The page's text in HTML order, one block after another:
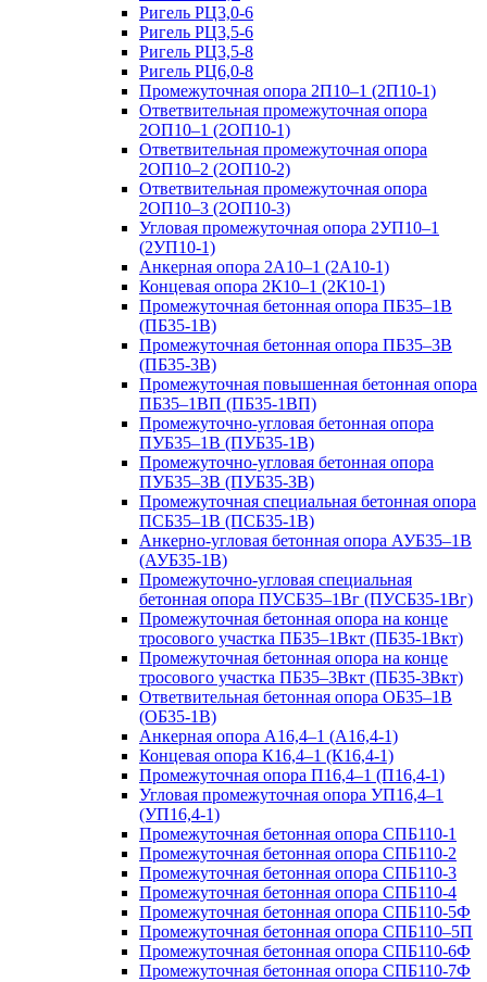
Ригель РЦ3,0-6
Ригель РЦ3,5-6
Ригель РЦ3,5-8
Ригель РЦ6,0-8
Промежуточная опора 2П10–1 (2П10-1)
Ответвительная промежуточная опора
2ОП10–1 (2ОП10-1)
Ответвительная промежуточная опора
2ОП10–2 (2ОП10-2)
Ответвительная промежуточная опора
2ОП10–3 (2ОП10-3)
Угловая промежуточная опора 2УП10–1
(2УП10-1)
Анкерная опора 2А10–1 (2А10-1)
Концевая опора 2К10–1 (2К10-1)
Промежуточная бетонная опора ПБ35–1В
(ПБ35-1В)
Промежуточная бетонная опора ПБ35–3В
(ПБ35-3В)
Промежуточная повышенная бетонная опора
ПБ35–1ВП (ПБ35-1ВП)
Промежуточно-угловая бетонная опора
ПУБ35–1В (ПУБ35-1В)
Промежуточно-угловая бетонная опора
ПУБ35–3В (ПУБ35-3В)
Промежуточная специальная бетонная опора
ПСБ35–1В (ПСБ35-1В)
Анкерно-угловая бетонная опора АУБ35–1В
(АУБ35-1В)
Промежуточно-угловая специальная
бетонная опора ПУСБ35–1Вг (ПУСБ35-1Вг)
Промежуточная бетонная опора на конце
тросового участка ПБ35–1Вкт (ПБ35-1Вкт)
Промежуточная бетонная опора на конце
тросового участка ПБ35–3Вкт (ПБ35-3Вкт)
Ответвительная бетонная опора ОБ35–1В
(ОБ35-1В)
Анкерная опора А16,4–1 (А16,4-1)
Концевая опора К16,4–1 (К16,4-1)
Промежуточная опора П16,4–1 (П16,4-1)
Угловая промежуточная опора УП16,4–1
(УП16,4-1)
Промежуточная бетонная опора СПБ110-1
Промежуточная бетонная опора СПБ110-2
Промежуточная бетонная опора СПБ110-3
Промежуточная бетонная опора СПБ110-4
Промежуточная бетонная опора СПБ110-5Ф
Промежуточная бетонная опора СПБ110–5П
Промежуточная бетонная опора СПБ110-6Ф
Промежуточная бетонная опора СПБ110-7Ф